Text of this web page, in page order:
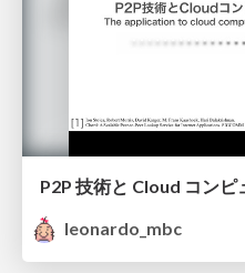
P2P 技術と Cloud コン
leonardo_mbc